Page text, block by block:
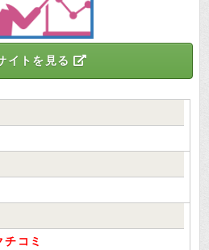
イトを見る
チコミ